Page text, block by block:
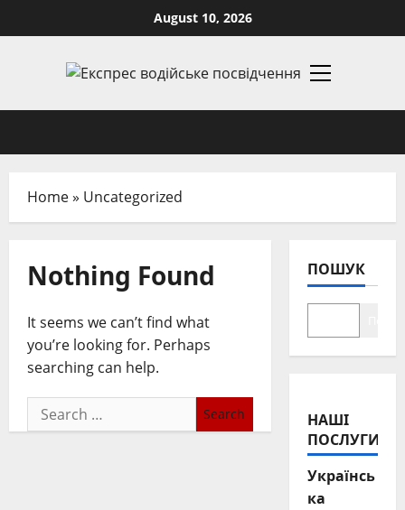
to
August 10, 2026
Primary
Home» Uncategorized
Nothing Found
It seems we can’t find what
you’re looking for. Perhaps
searching can help.
Search
for:
ПОШУК
НАШІ
ПОСЛУГИ
Українсь
ка